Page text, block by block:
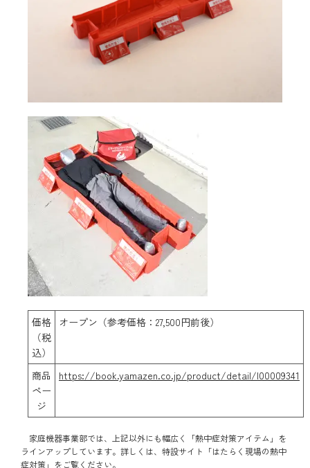
価格
（税
込）
オープン（参考価格：27,500円前後）
商品
ペー
ジ
https://book.yamazen.co.jp/product/detail/I00009341
家庭機器事業部では、上記以外にも幅広く「熱中症対策アイテム」を
ラインアップしています。詳しくは、特設サイト「はたらく現場の熱中
症対策」をご覧ください。